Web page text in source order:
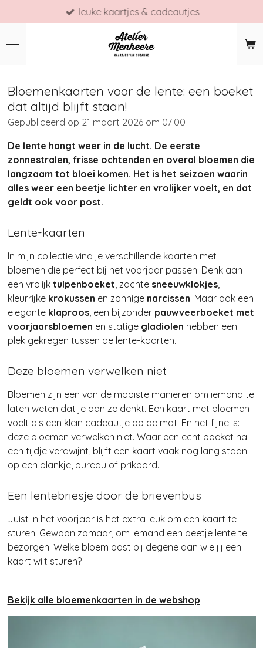
direct
naar
leuke kaartjes & cadeautjes
Bloemenkaarten voor de lente: een boeket
dat altijd blijft staan!
Gepubliceerd op 21 maart 2026 om 07:00
De lente hangt weer in de lucht. De eerste
zonnestralen, frisse ochtenden en overal bloemen die
langzaam tot bloei komen. Het is het seizoen waarin
alles weer een beetje lichter en vrolijker voelt, en dat
geldt ook voor post.
Lente-kaarten
In mijn collectie vind je verschillende kaarten met
bloemen die perfect bij het voorjaar passen. Denk aan
een vrolijk tulpenboeket, zachte sneeuwklokjes,
kleurrijke krokussen en zonnige narcissen. Maar ook een
elegante klaproos, een bijzonder pauwveerboeket met
voorjaarsbloemen en statige gladiolen hebben een
plek gekregen tussen de lente-kaarten.
Deze bloemen verwelken niet
Bloemen zijn een van de mooiste manieren om iemand te
laten weten dat je aan ze denkt. Een kaart met bloemen
voelt als een klein cadeautje op de mat. En het fijne is:
deze bloemen verwelken niet. Waar een echt boeket na
een tijdje verdwijnt, blijft een kaart vaak nog lang staan
op een plankje, bureau of prikbord.
Een lentebriesje door de brievenbus
Juist in het voorjaar is het extra leuk om een kaart te
sturen. Gewoon zomaar, om iemand een beetje lente te
bezorgen. Welke bloem past bij degene aan wie jij een
kaart wilt sturen?
Bekijk alle bloemenkaarten in de webshop